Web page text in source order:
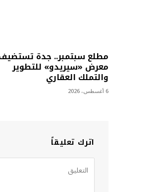
مطلع سبتمبر.. جدة
معرض «سيريدو» للتطوير
والتملك العقاري
6 أغسطس، 2026
اترك تعليقاً